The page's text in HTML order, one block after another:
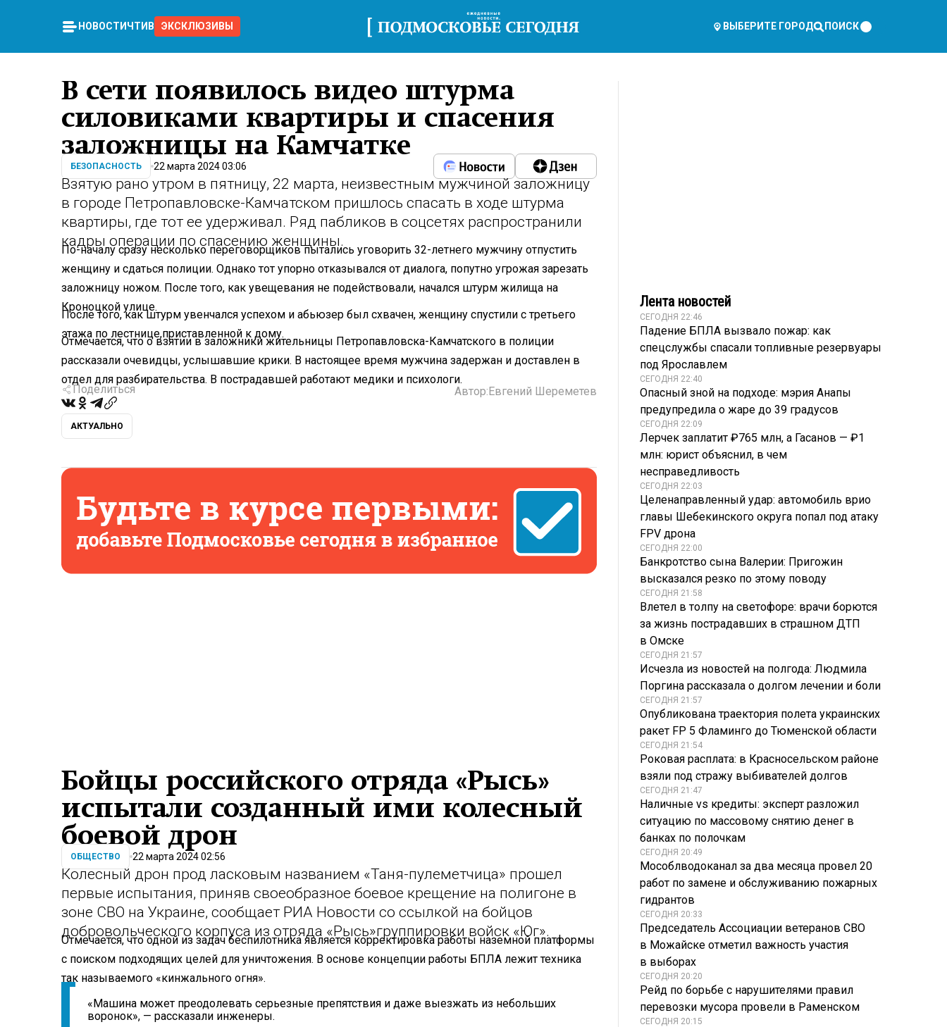
НОВОСТИ ЧТИВО ЭКСКЛЮЗИВЫ ВЫБЕРИТЕ ГОРОД ПОИСК
В сети появилось видео штурма
силовиками квартиры и спасения
заложницы на Камчатке
БЕЗОПАСНОСТЬ 22 марта 2024 03:06
Взятую рано утром в пятницу, 22 марта, неизвестным мужчиной заложницу
в городе Петропавловске-Камчатском пришлось спасать в ходе штурма
квартиры, где тот ее удерживал. Ряд пабликов в соцсетях распространили
кадры операции по спасению женщины.
По-началу сразу несколько переговорщиков пытались уговорить 32-летнего мужчину отпустить
женщину и сдаться полиции. Однако тот упорно отказывался от диалога, попутно угрожая зарезать
заложницу ножом. После того, как увещевания не подействовали, начался штурм жилища на
Кроноцкой улице.
После того, как штурм увенчался успехом и абьюзер был схвачен, женщину спустили с третьего
этажа по лестнице,приставленной к дому.
Отмечается, что о взятии в заложники жительницы Петропавловска-Камчатского в полиции
рассказали очевидцы, услышавшие крики. В настоящее время мужчина задержан и доставлен в
отдел для разбирательства. В пострадавшей работают медики и психологи.
Поделиться Автор:Евгений Шереметев
АКТУАЛЬНО
Бойцы российского отряда «Рысь»
испытали созданный ими колесный
боевой дрон
ОБЩЕСТВО 22 марта 2024 02:56
Колесный дрон прод ласковым названием «Таня-пулеметчица» прошел
первые испытания, приняв своеобразное боевое крещение на полигоне в
зоне СВО на Украине, сообщает РИА Новости со ссылкой на бойцов
добровольческого корпуса из отряда «Рысь»группировки войск «Юг».
Отмечается, что одной из задач беспилотника является корректировка работы наземной платформы
с поиском подходящих целей для уничтожения. В основе концепции работы БПЛА лежит техника
так называемого «кинжального огня».
«Машина может преодолевать серьезные препятствия и даже выезжать из небольших
воронок», — рассказали инженеры.
Лента новостей
СЕГОДНЯ 22:46
Падение БПЛА вызвало пожар: как
спецслужбы спасали топливные резервуары
под Ярославлем
СЕГОДНЯ 22:40
Опасный зной на подходе: мэрия Анапы
предупредила о жаре до 39 градусов
СЕГОДНЯ 22:09
Лерчек заплатит ₽765 млн, а Гасанов — ₽1
млн: юрист объяснил, в чем
несправедливость
СЕГОДНЯ 22:03
Целенаправленный удар: автомобиль врио
главы Шебекинского округа попал под атаку
FPV дрона
СЕГОДНЯ 22:00
Банкротство сына Валерии: Пригожин
высказался резко по этому поводу
СЕГОДНЯ 21:58
Влетел в толпу на светофоре: врачи борются
за жизнь пострадавших в страшном ДТП
в Омске
СЕГОДНЯ 21:57
Исчезла из новостей на полгода: Людмила
Поргина рассказала о долгом лечении и боли
СЕГОДНЯ 21:57
Опубликована траектория полета украинских
ракет FP 5 Фламинго до Тюменской области
СЕГОДНЯ 21:54
Роковая расплата: в Красносельском районе
взяли под стражу выбивателей долгов
СЕГОДНЯ 21:47
Наличные vs кредиты: эксперт разложил
ситуацию по массовому снятию денег в
банках по полочкам
СЕГОДНЯ 20:49
Мособлводоканал за два месяца провел 20
работ по замене и обслуживанию пожарных
гидрантов
СЕГОДНЯ 20:33
Председатель Ассоциации ветеранов СВО
в Можайске отметил важность участия
в выборах
СЕГОДНЯ 20:20
Рейд по борьбе с нарушителями правил
перевозки мусора провели в Раменском
СЕГОДНЯ 20:15